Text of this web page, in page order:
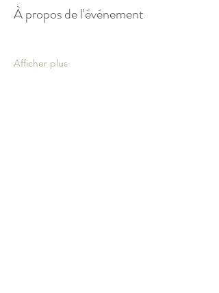
À propos de l'événement
Afficher plus